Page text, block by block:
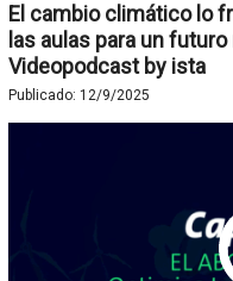
El cambio climático lo
las aulas para un
Videopodcast by ista
Publicado: 12/9/2025